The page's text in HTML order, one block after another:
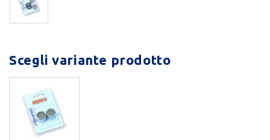
Scegli variante prodotto